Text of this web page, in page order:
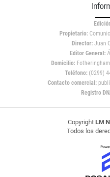
Propietario:
Director: Juan
Editor General:
Domicilio:Fotheringham
Teléfono: (0299)
Contacto comercial:
Registro
Copyright LM
Todos los